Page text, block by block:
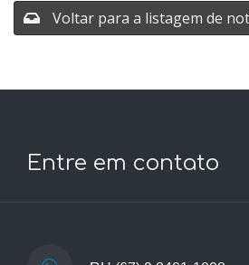
Voltar para a listagem de
Entre em contato